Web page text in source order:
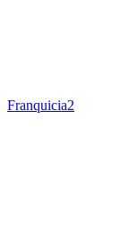
Franquicia2